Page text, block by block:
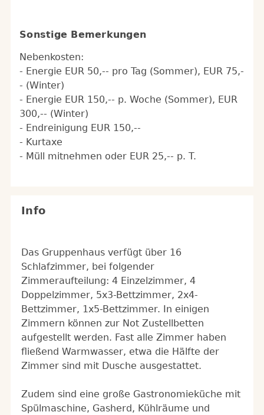
Sonstige Bemerkungen
Nebenkosten:
- Energie EUR 50,-- pro Tag (Sommer), EUR 75,-
- (Winter)
- Energie EUR 150,-- p. Woche (Sommer), EUR
300,-- (Winter)
- Endreinigung EUR 150,--
- Kurtaxe
- Müll mitnehmen oder EUR 25,-- p. T.
Info
Das Gruppenhaus verfügt über 16
Schlafzimmer, bei folgender
Zimmeraufteilung: 4 Einzelzimmer, 4
Doppelzimmer, 5x3-Bettzimmer, 2x4-
Bettzimmer, 1x5-Bettzimmer. In einigen
Zimmern können zur Not Zustellbetten
aufgestellt werden. Fast alle Zimmer haben
fließend Warmwasser, etwa die Hälfte der
Zimmer sind mit Dusche ausgestattet.
Zudem sind eine große Gastronomieküche mit
Spülmaschine, Gasherd, Kühlräume und